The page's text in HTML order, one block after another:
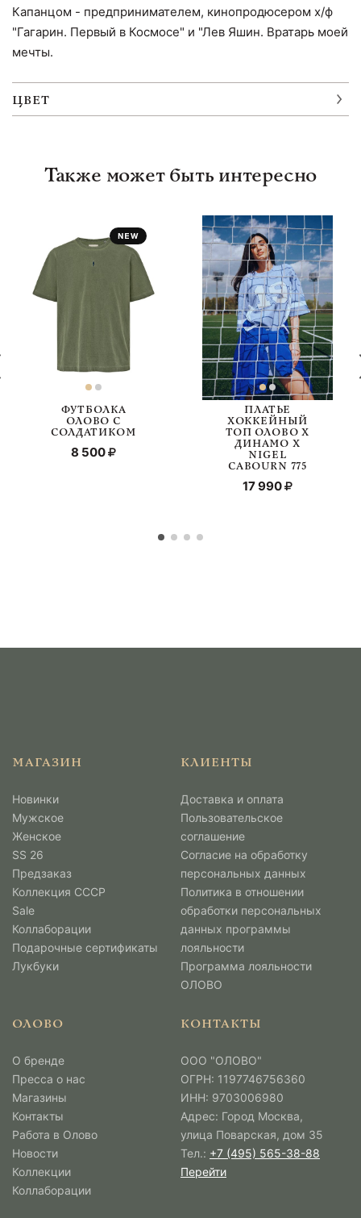
Капанцом - предпринимателем, кинопродюсером х/ф
"Гагарин. Первый в Космосе" и "Лев Яшин. Вратарь моей
мечты.
ЦВЕТ
Также может быть интересно
ФУТБОЛКА
ОЛОВО С
СОЛДАТИКОМ
8 500
ПЛАТЬЕ
ХОККЕЙНЫЙ
ТОП ОЛОВО Х
ДИНАМО Х
NIGEL
CABOURN 775
17 990
МАГАЗИН
Новинки
Мужcкое
Женское
SS 26
Предзаказ
Коллекция СССР
Sale
Коллаборации
Подарочные сертификаты
Лукбуки
КЛИЕНТЫ
Доставка и оплата
Пользовательское
соглашение
Согласие на обработку
персональных данных
Политика в отношении
обработки персональных
данных программы
лояльности
Программа лояльности
ОЛОВО
ОЛОВО
О бренде
Пресса о нас
Магазины
Контакты
Работа в Олово
Новости
Коллекции
Коллаборации
КОНТАКТЫ
ООО "ОЛОВО"
ОГРН: 1197746756360
ИНН: 9703006980
Адрес: Город Москва,
улица Поварская, дом 35
Тел.: +7 (495) 565-38-88
Перейти